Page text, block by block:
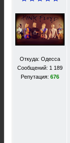
Откуда: Одесса
Сообщений: 1 189
Репутация: 676